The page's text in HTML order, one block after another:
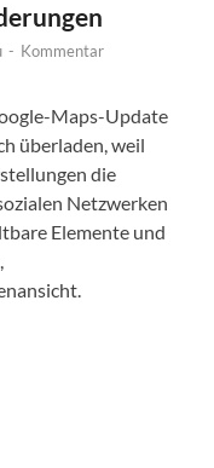
- Kommentar
Maps-Update
überladen, weil
die
Netzwerken
Elemente und